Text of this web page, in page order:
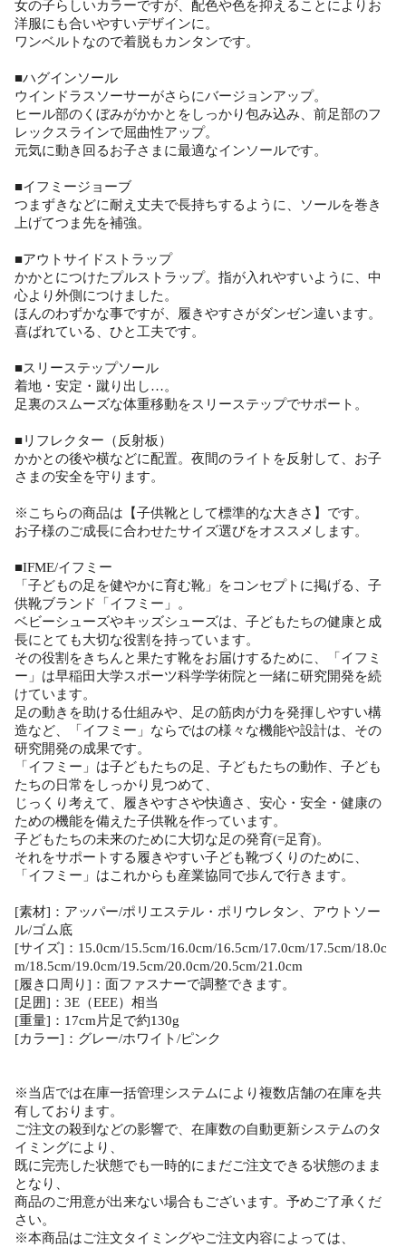
女の子らしいカラーですが、配色や色を抑えることによりお
洋服にも合いやすいデザインに。
ワンベルトなので着脱もカンタンです。
■ハグインソール
ウインドラスソーサーがさらにバージョンアップ。
ヒール部のくぼみがかかとをしっかり包み込み、前足部のフ
レックスラインで屈曲性アップ。
元気に動き回るお子さまに最適なインソールです。
■イフミージョーブ
つまずきなどに耐え丈夫で長持ちするように、ソールを巻き
上げてつま先を補強。
■アウトサイドストラップ
かかとにつけたプルストラップ。指が入れやすいように、中
心より外側につけました。
ほんのわずかな事ですが、履きやすさがダンゼン違います。
喜ばれている、ひと工夫です。
■スリーステップソール
着地・安定・蹴り出し…。
足裏のスムーズな体重移動をスリーステップでサポート。
■リフレクター（反射板）
かかとの後や横などに配置。夜間のライトを反射して、お子
さまの安全を守ります。
※こちらの商品は【子供靴として標準的な大きさ】です。
お子様のご成長に合わせたサイズ選びをオススメします。
■IFME/イフミー
「子どもの足を健やかに育む靴」をコンセプトに掲げる、子
供靴ブランド「イフミー」。
ベビーシューズやキッズシューズは、子どもたちの健康と成
長にとても大切な役割を持っています。
その役割をきちんと果たす靴をお届けするために、「イフミ
ー」は早稲田大学スポーツ科学学術院と一緒に研究開発を続
けています。
足の動きを助ける仕組みや、足の筋肉が力を発揮しやすい構
造など、「イフミー」ならではの様々な機能や設計は、その
研究開発の成果です。
「イフミー」は子どもたちの足、子どもたちの動作、子ども
たちの日常をしっかり見つめて、
じっくり考えて、履きやすさや快適さ、安心・安全・健康の
ための機能を備えた子供靴を作っています。
子どもたちの未来のために大切な足の発育(=足育)。
それをサポートする履きやすい子ども靴づくりのために、
「イフミー」はこれからも産業協同で歩んで行きます。
[素材]：アッパー/ポリエステル・ポリウレタン、アウトソー
ル/ゴム底
[サイズ]：15.0cm/15.5cm/16.0cm/16.5cm/17.0cm/17.5cm/18.0c
m/18.5cm/19.0cm/19.5cm/20.0cm/20.5cm/21.0cm
[履き口周り]：面ファスナーで調整できます。
[足囲]：3E（EEE）相当
[重量]：17cm片足で約130g
[カラー]：グレー/ホワイト/ピンク
※当店では在庫一括管理システムにより複数店舗の在庫を共
有しております。
ご注文の殺到などの影響で、在庫数の自動更新システムのタ
イミングにより、
既に完売した状態でも一時的にまだご注文できる状態のまま
となり、
商品のご用意が出来ない場合もございます。予めご了承くだ
さい。
※本商品はご注文タイミングやご注文内容によっては、